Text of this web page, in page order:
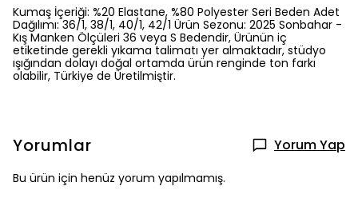
Kumaş İçeriği: %20 Elastane, %80 Polyester Seri Beden Adet
Dağılımı: 36/1, 38/1, 40/1, 42/1 Ürün Sezonu: 2025 Sonbahar -
Kış Manken Ölçüleri 36 veya S Bedendir, Ürünün iç
etiketinde gerekli yıkama talimatı yer almaktadır, stüdyo
ışığından dolayı doğal ortamda ürün renginde ton farkı
olabilir, Türkiye de Üretilmiştir.
Yorumlar Yorum Yap
Bu ürün için henüz yorum yapılmamış.